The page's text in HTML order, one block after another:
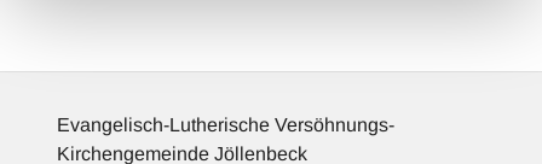
Evangelisch-Lutherische Versöhnungs-
Kirchengemeinde Jöllenbeck